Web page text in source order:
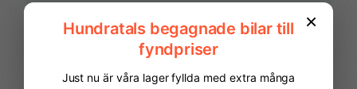
Parkeringssensorer
PEUGEOT SOS &
Connect